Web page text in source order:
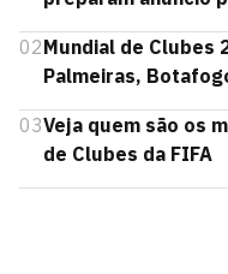
02Mundial de Clubes
Palmeiras,
03Veja quem são os
de Clubes da FIFA